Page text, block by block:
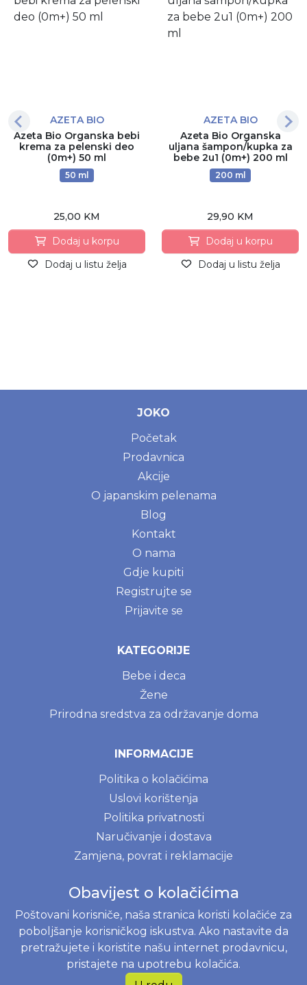
AZETA BIO
Azeta Bio Organska bebi
krema za pelenski deo
(0m+) 50 ml
50 ml
25,00 KM
Dodaj u korpu
Dodaj u listu želja
AZETA BIO
Azeta Bio Organska
uljana šampon/kupka za
bebe 2u1 (0m+) 200 ml
200 ml
29,90 KM
Dodaj u korpu
Dodaj u listu želja
JOKO
Početak
Prodavnica
Akcije
O japanskim pelenama
Blog
Kontakt
O nama
Gdje kupiti
Registrujte se
Prijavite se
KATEGORIJE
Bebe i deca
Žene
Prirodna sredstva za održavanje doma
INFORMACIJE
Politika o kolačićima
Uslovi korištenja
Politika privatnosti
Naručivanje i dostava
Zamjena, povrat i reklamacije
JOKO BABY B&H D.O.O.
Braće Begić 8, 71000 Sarajevo, Bosna i Hercegovina
Web shop+38762818112
JIB 203311350008
Obavijest o kolačićima
Poštovani korisniče, naša stranica koristi kolačiće za
poboljšanje korisničkog iskustva. Ako nastavite da
pretražujete i koristite našu internet prodavnicu,
pristajete na upotrebu kolačića.